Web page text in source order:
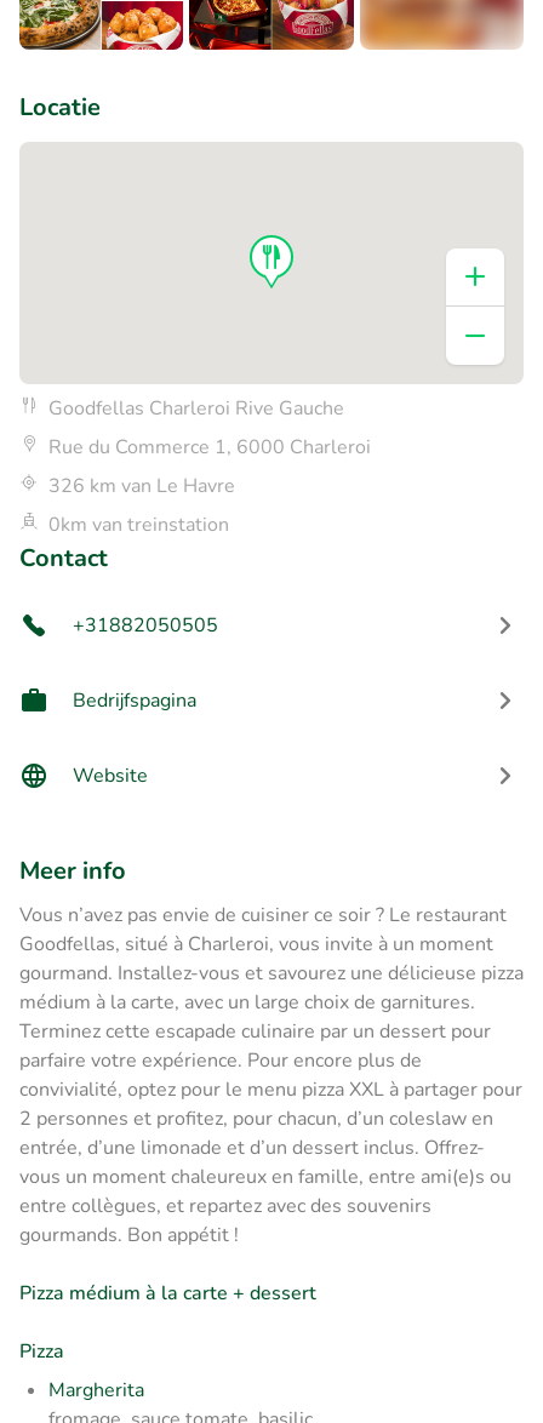
Locatie
Goodfellas Charleroi Rive Gauche
Rue du Commerce 1, 6000 Charleroi
326 km van Le Havre
0km van treinstation
Contact
+31882050505
Bedrijfspagina
Website
Meer info
Vous n’avez pas envie de cuisiner ce soir ? Le restaurant
Goodfellas, situé à Charleroi, vous invite à un moment
gourmand. Installez-vous et savourez une délicieuse pizza
médium à la carte, avec un large choix de garnitures.
Terminez cette escapade culinaire par un dessert pour
parfaire votre expérience. Pour encore plus de
convivialité, optez pour le menu pizza XXL à partager pour
2 personnes et profitez, pour chacun, d’un coleslaw en
entrée, d’une limonade et d’un dessert inclus. Offrez-
vous un moment chaleureux en famille, entre ami(e)s ou
entre collègues, et repartez avec des souvenirs
gourmands. Bon appétit !
Pizza médium à la carte + dessert
Pizza
Margherita